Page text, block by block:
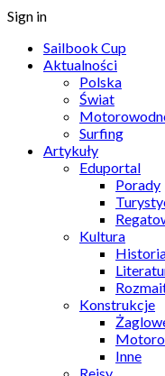
Sign in
Sailbook Cup
Aktualności
Polska
Świat
Surfing
Artykuły
Eduportal
Porady
Kultura
Konstrukcje
Inne